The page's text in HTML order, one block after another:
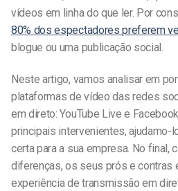
vídeos em linha do que ler. Por
80% dos espectadores preferem
blogue ou uma publicação social.
Neste artigo, vamos analisar em
plataformas de vídeo das redes
em direto: YouTube Live e
principais intervenientes, ajudamo-
certa para a sua empresa. No final,
diferenças, os seus prós e contras
experiência de transmissão em